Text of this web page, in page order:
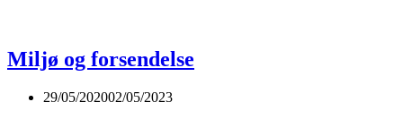
Miljø og forsendelse
29/05/202002/05/2023